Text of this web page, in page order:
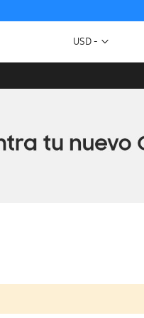
Moneda
USD -